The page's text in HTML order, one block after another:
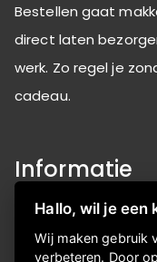
Bestellen gaat
direct laten
werk. Zo regel je
cadeau.
Informatie
Over ons
Privacyverklaring
Hallo, wil je een
Wij maken gebruik
verbeteren. Door